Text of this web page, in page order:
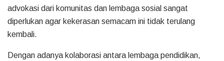
advokasi dari komunitas dan lembaga sosial sangat
diperlukan agar kekerasan semacam ini tidak terulang
kembali.
Dengan adanya kolaborasi antara lembaga pendidikan,